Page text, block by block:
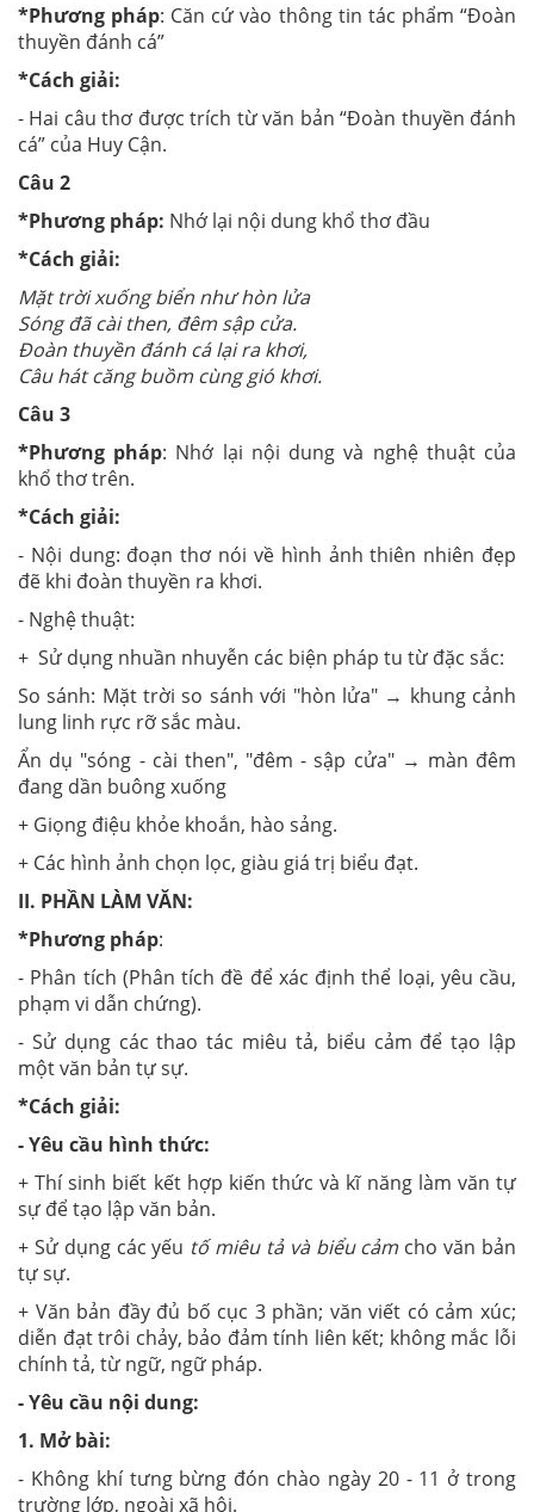
*Phương pháp: Căn cứ vào thông tin tác phẩm “Đoàn
thuyền đánh cá”
*Cách giải:
- Hai câu thơ được trích từ văn bản “Đoàn thuyền đánh
cá” của Huy Cận.
Câu 2
*Phương pháp: Nhớ lại nội dung khổ thơ đầu
*Cách giải:
Mặt trời xuống biển như hòn lửa
Sóng đã cài then, đêm sập cửa.
Đoàn thuyền đánh cá lại ra khơi,
Câu hát căng buồm cùng gió khơi.
Câu 3
*Phương pháp: Nhớ lại nội dung và nghệ thuật của
khổ thơ trên.
*Cách giải:
- Nội dung: đoạn thơ nói về hình ảnh thiên nhiên đẹp
đẽ khi đoàn thuyền ra khơi.
- Nghệ thuật:
+ Sử dụng nhuần nhuyễn các biện pháp tu từ đặc sắc:
So sánh: Mặt trời so sánh với "hòn lửa" → khung cảnh
lung linh rực rỡ sắc màu.
Ẩn dụ "sóng - cài then", "đêm - sập cửa" → màn đêm
đang dần buông xuống
+ Giọng điệu khỏe khoắn, hào sảng.
+ Các hình ảnh chọn lọc, giàu giá trị biểu đạt.
II. PHẦN LÀM VĂN:
*Phương pháp:
- Phân tích (Phân tích đề để xác định thể loại, yêu cầu,
phạm vi dẫn chứng).
- Sử dụng các thao tác miêu tả, biểu cảm để tạo lập
một văn bản tự sự.
*Cách giải:
- Yêu cầu hình thức:
+ Thí sinh biết kết hợp kiến thức và kĩ năng làm văn tự
sự để tạo lập văn bản.
+ Sử dụng các yếu tố miêu tả và biểu cảm cho văn bản
tự sự.
+ Văn bản đầy đủ bố cục 3 phần; văn viết có cảm xúc;
diễn đạt trôi chảy, bảo đảm tính liên kết; không mắc lỗi
chính tả, từ ngữ, ngữ pháp.
- Yêu cầu nội dung:
1. Mở bài:
- Không khí tưng bừng đón chào ngày 20 - 11 ở trong
trường lớp, ngoài xã hội.